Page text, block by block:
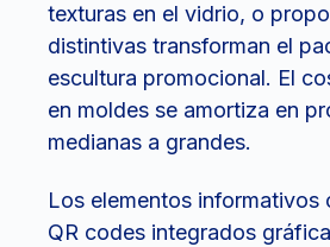
texturas en el vidrio, o
distintivas transforman el
escultura promocional. El
en moldes se amortiza en
medianas a grandes.
Los elementos informativos
QR codes integrados